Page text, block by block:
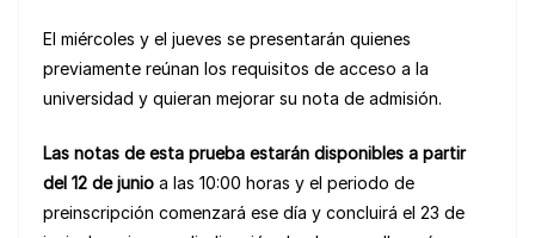
El miércoles y el jueves se presentarán quienes
previamente reúnan los requisitos de acceso a la
universidad y quieran mejorar su nota de admisión.
Las notas de esta prueba estarán disponibles a partir
del 12 de junio a las 10:00 horas y el periodo de
preinscripción comenzará ese día y concluirá el 23 de